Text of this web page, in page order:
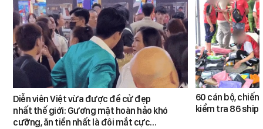
Diễn viên Việt vừa được đề cử đẹp
nhất thế giới: Gương mặt hoàn hảo khó
cưỡng, ăn tiền nhất là đôi mắt cực…
60 cán bộ,
kiểm tra 86